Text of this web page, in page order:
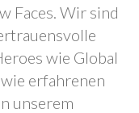
Faces. Wir sind
wie Global
erfahrenen
unserem